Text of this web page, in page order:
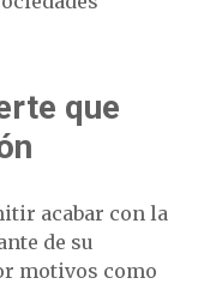
que
acabar con la
de su
motivos como